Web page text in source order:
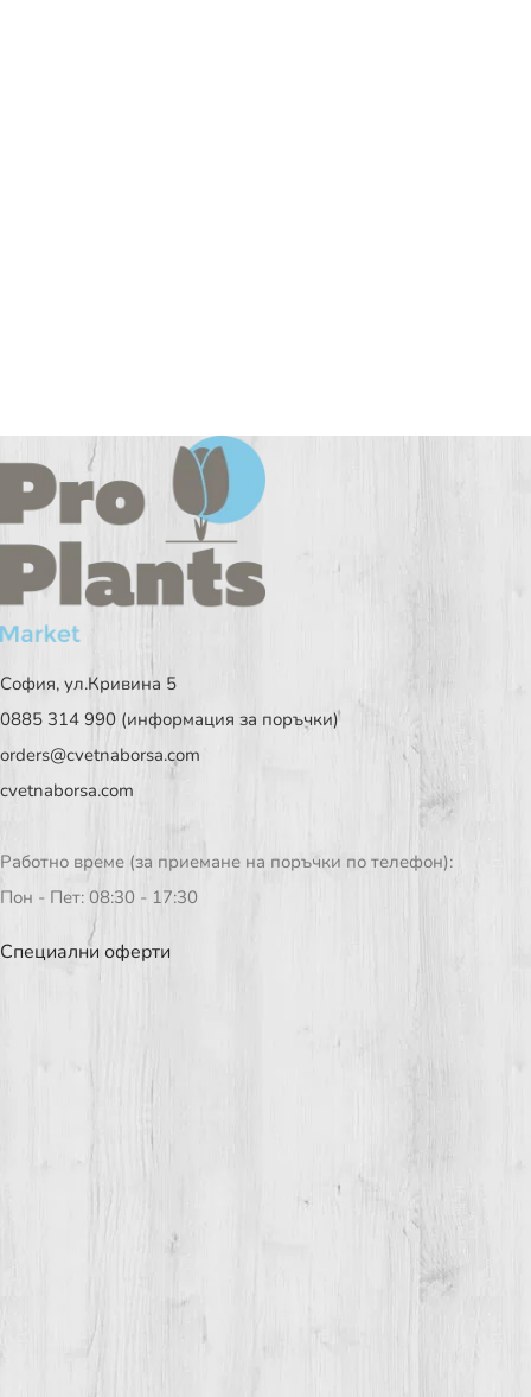
София, ул.Кривина 5
0885 314 990 (информация за поръчки)
orders@cvetnaborsa.com
cvetnaborsa.com
Работно време (за приемане на поръчки по телефон):
Пон - Пет: 08:30 - 17:30
Специални оферти